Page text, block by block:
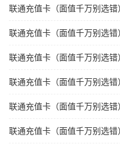
联通充值卡（面值千万别选
联通充值卡（面值千万别选
联通充值卡（面值千万别选
联通充值卡（面值千万别选
联通充值卡（面值千万别选
联通充值卡（面值千万别选